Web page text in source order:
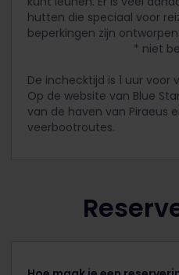
hutten die speciaal voor
beperkingen zijn ontworpen.
* niet
De inchecktijd is 1 uur voor
Op de website van Blue
van de haven van Piraeus
veerbootroutes.